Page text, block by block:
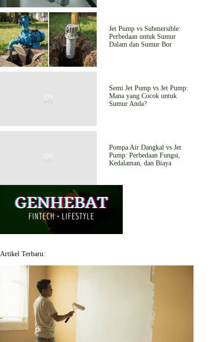
Jet Pump vs Submersible:
Perbedaan untuk Sumur
Dalam dan Sumur Bor
Semi Jet Pump vs Jet Pump:
Mana yang Cocok untuk
Sumur Anda?
Pompa Air Dangkal vs Jet
Pump: Perbedaan Fungsi,
Kedalaman, dan Biaya
Artikel Terbaru: